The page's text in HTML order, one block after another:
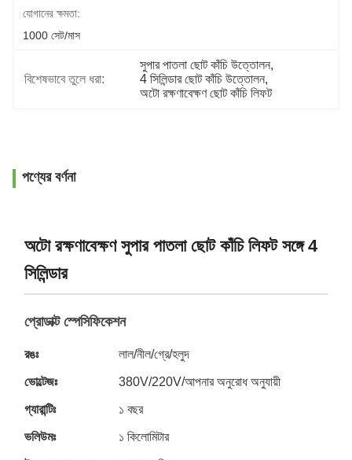
যোগানের ক্ষমতা:
1000 সেট/মাস
বিশেষভাবে তুলে ধরা:
সুপার পাতলা ছোট কাঁচি উত্তোলন,
4 সিলিন্ডার ছোট কাঁচি উত্তোলন,
অটো রক্ষণাবেক্ষণ ছোট কাঁচি লিফট
পণ্যের বর্ণনা
অটো রক্ষণাবেক্ষণ সুপার পাতলা ছোট কাঁচি লিফট সঙ্গে 4
সিলিন্ডার
প্রোডাক্ট স্পেসিফিকেশন
রঙঃ
লাল/নীল/গ্রে/হলুদ
ভোল্টেজঃ
380V/220V/আপনার অনুরোধ অনুযায়ী
গ্যারান্টিঃ
১ বছর
ভলিউমঃ
১ কিলোমিটার